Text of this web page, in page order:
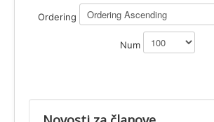
Ordering
Num